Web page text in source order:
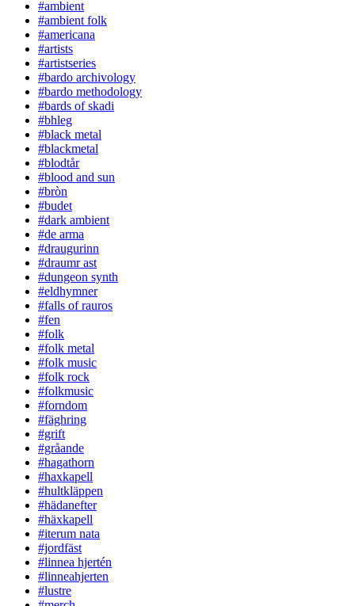
#ambient
#ambient folk
#americana
#artists
#artistseries
#bardo archivology
#bardo methodology
#bards of skadi
#bhleg
#black metal
#blackmetal
#blodtår
#blood and sun
#bròn
#budet
#dark ambient
#de arma
#draugurinn
#draumr ast
#dungeon synth
#eldhymner
#falls of rauros
#fen
#folk
#folk metal
#folk music
#folk rock
#folkmusic
#forndom
#fäghring
#grift
#gråande
#hagathorn
#haxkapell
#hultkläppen
#hädanefter
#häxkapell
#iterum nata
#jordfäst
#linnea hjertén
#linneahjerten
#lustre